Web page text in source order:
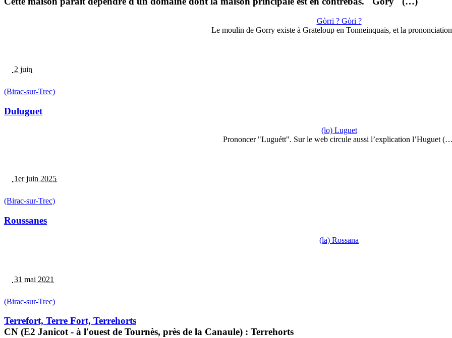
Gòrri ? Gòri ?
Le moulin de Gorry existe à Grateloup en Tonneinquais, et la
2 juin
(Birac-sur-Trec)
Duluguet
(lo) Luguet
Prononcer "Luguétt". Sur le web circule aussi l’explication l’Huguet
1er juin 2025
(Birac-sur-Trec)
Roussanes
(la) Rossana
31 mai 2021
(Birac-sur-Trec)
Terrefort, Terre Fort, Terrehorts
CN (E2 Janicot - à l'ouest de Tournès, près de la Canaule) : Terrehorts